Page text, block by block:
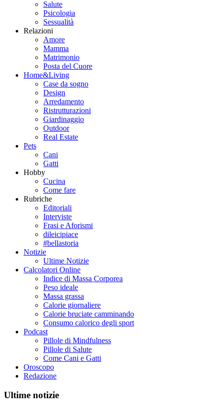
Salute
Psicologia
Sessualità
Relazioni
Amore
Mamma
Matrimonio
Posta del Cuore
Home&Living
Case da sogno
Design
Arredamento
Ristrutturazioni
Giardinaggio
Outdoor
Real Estate
Pets
Cani
Gatti
Hobby
Cucina
Come fare
Rubriche
Editoriali
Interviste
Frasi e Aforismi
dileicipiace
#bellastoria
Notizie
Ultime Notizie
Calcolatori Online
Indice di Massa Corporea
Peso ideale
Massa grassa
Calorie giornaliere
Calorie bruciate camminando
Consumo calorico degli sport
Podcast
Pillole di Mindfulness
Pillole di Salute
Come Cani e Gatti
Oroscopo
Redazione
Ultime notizie